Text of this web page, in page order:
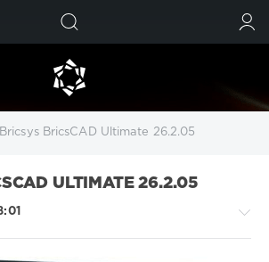
BricsCAD Ultimate 26.2.05
ULTIMATE 26.2.05